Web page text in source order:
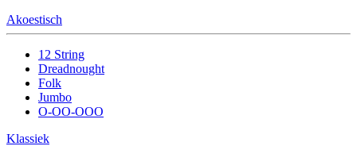
Akoestisch
12 String
Dreadnought
Folk
Jumbo
O-OO-OOO
Klassiek